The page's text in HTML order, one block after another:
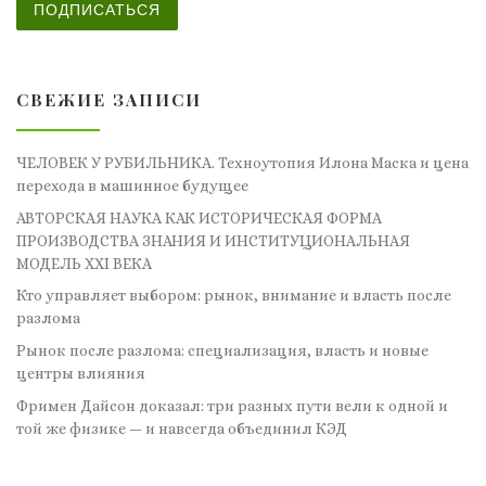
ПОДПИСАТЬСЯ
СВЕЖИЕ ЗАПИСИ
ЧЕЛОВЕК У РУБИЛЬНИКА. Техноутопия Илона Маска и цена
перехода в машинное будущее
АВТОРСКАЯ НАУКА КАК ИСТОРИЧЕСКАЯ ФОРМА
ПРОИЗВОДСТВА ЗНАНИЯ И ИНСТИТУЦИОНАЛЬНАЯ
МОДЕЛЬ XXI ВЕКА
Кто управляет выбором: рынок, внимание и власть после
разлома
Рынок после разлома: специализация, власть и новые
центры влияния
Фримен Дайсон доказал: три разных пути вели к одной и
той же физике — и навсегда объединил КЭД